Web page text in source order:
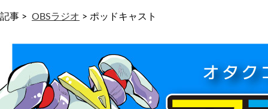
記事 > OBSラジオ > ポッドキャスト